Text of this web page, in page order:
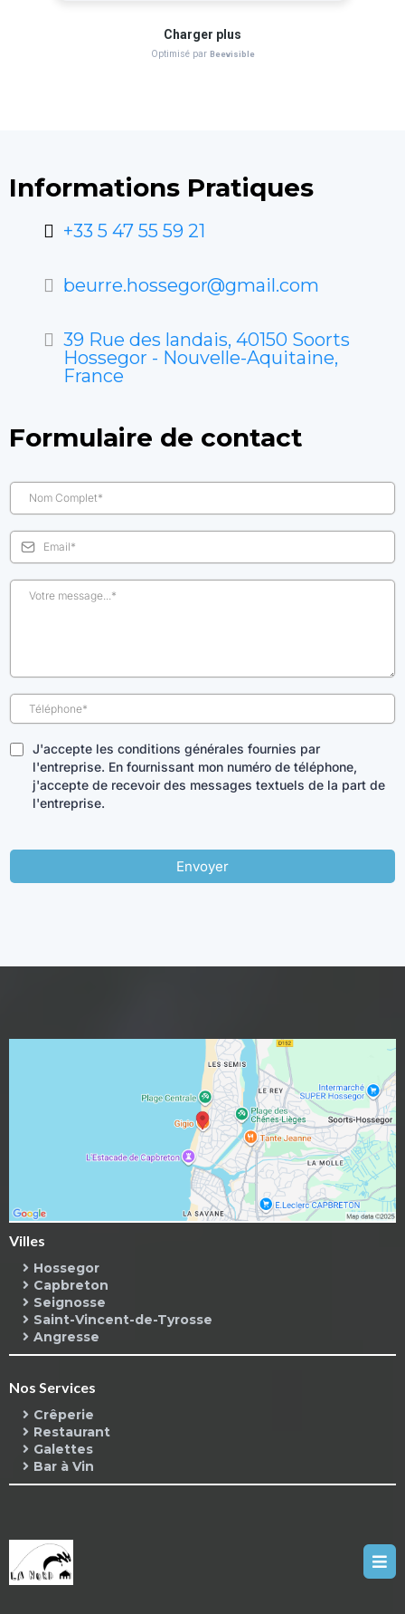
Informations Pratiques
+33 5 47 55 59 21
beurre.hossegor@gmail.com
39 Rue des landais, 40150 Soorts
Hossegor - Nouvelle-Aquitaine,
France
Formulaire de contact
J'accepte les conditions générales fournies par
l'entreprise. En fournissant mon numéro de téléphone,
j'accepte de recevoir des messages textuels de la part de
l'entreprise.
Envoyer
Villes
Hossegor
Capbreton
Seignosse
Saint-Vincent-de-Tyrosse
Angresse
Nos Services
Crêperie
Restaurant
Galettes
Bar à Vin